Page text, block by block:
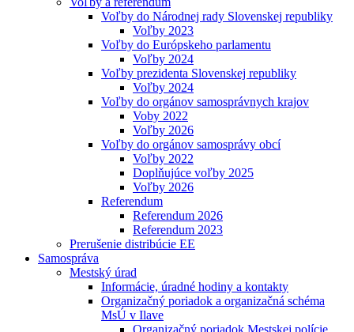
Voľby do Národnej rady Slovenskej republiky
Voľby 2023
Voľby do Európskeho parlamentu
Voľby 2024
Voľby prezidenta Slovenskej republiky
Voľby 2024
Voľby do orgánov samosprávnych krajov
Voby 2022
Voľby 2026
Voľby do orgánov samosprávy obcí
Voľby 2022
Doplňujúce voľby 2025
Voľby 2026
Referendum
Referendum 2026
Referendum 2023
Prerušenie distribúcie EE
Samospráva
Mestský úrad
Informácie, úradné hodiny a kontakty
Organizačný poriadok a organizačná schéma
MsÚ v Ilave
Organizačný poriadok Mestskej polície